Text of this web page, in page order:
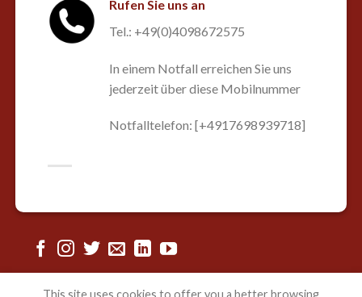
Rufen Sie uns an
Tel.: +49(0)4098672575
In einem Notfall erreichen Sie uns
jederzeit über diese Mobilnummer
Notfalltelefon: [+4917698939718]
This site uses cookies to offer you a better browsing